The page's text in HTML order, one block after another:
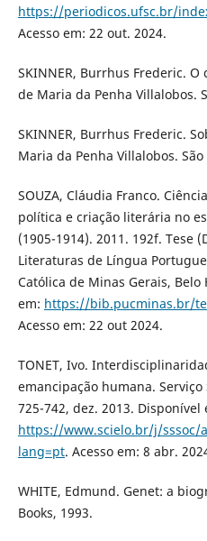
https://periodicos.ufsc.br/
Acesso em: 22 out. 2024.
SKINNER, Burrhus Frederic.
de Maria da Penha Villalobos.
SKINNER, Burrhus Frederic.
Maria da Penha Villalobos.
SOUZA, Cláudia Franco.
política e criação literária no
(1905-1914). 2011. 192f. Tese
Literaturas de Língua
Católica de Minas Gerais,
em: https://bib.pucminas.br/
Acesso em: 22 out 2024.
TONET, Ivo.
emancipação humana.
725-742, dez. 2013. Disponível
https://www.scielo.br/j/sssoc/
lang=pt. Acesso em: 8 abr.
WHITE, Edmund. Genet: a
Books, 1993.